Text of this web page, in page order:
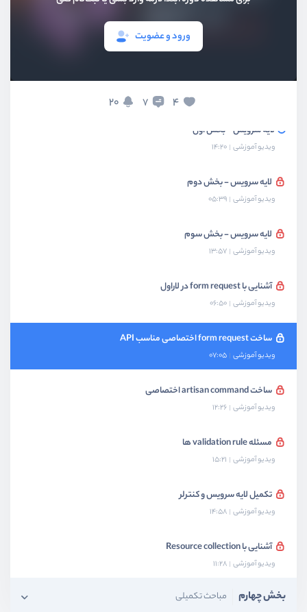
ورود و عضویت
4
7
20
ساختن facade برای builder
لایه سرویس - بخش اول
ویدیو آموزشی 14:20
لایه سرویس - بخش دوم
ویدیو آموزشی 05:39
لایه سرویس - بخش سوم
ویدیو آموزشی 13:57
آشنایی با form request در لاراول
ویدیو آموزشی 06:50
ساخت form request اختصاصی مناسب API
ویدیو آموزشی 07:05
ساخت artisan command اختصاصی
ویدیو آموزشی 12:26
مسئله validation rule ها
ویدیو آموزشی 15:21
تکمیل لایه سرویس و کنترلر
ویدیو آموزشی 14:58
آشنایی با Resource collection
ویدیو آموزشی 11:28
بخش چهارم مباحث تکمیلی